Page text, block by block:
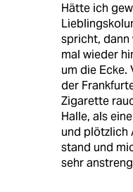
Hätte ich
spricht, dann
mal wieder
um die Ecke.
der
Zigarette
Halle, als
und plötzlich
stand und
sehr